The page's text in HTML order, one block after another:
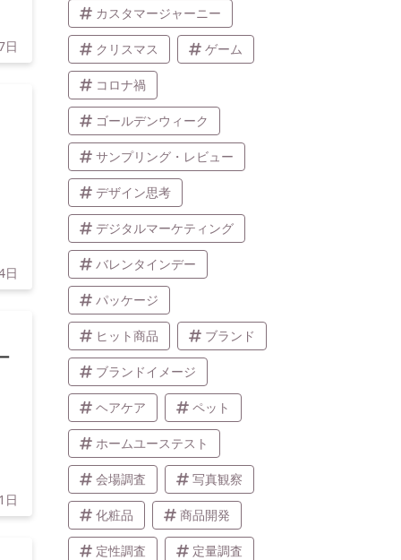
日
日
日
カスタマージャーニー
クリスマス ゲーム
コロナ禍
ゴールデンウィーク
サンプリング・レビュー
デザイン思考
デジタルマーケティング
バレンタインデー
パッケージ
ヒット商品 ブランド
ブランドイメージ
ヘアケア ペット
ホームユーステスト
会場調査 写真観察
化粧品 商品開発
定性調査 定量調査